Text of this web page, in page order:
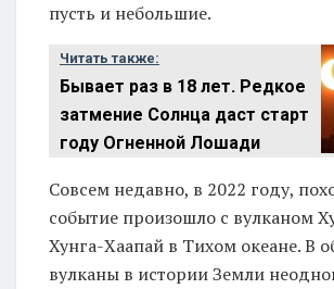
пусть и небольшие.
Читать также:
Бывает раз в 18 лет. Редкое
затмение Солнца даст старт
году Огненной Лошади
Совсем недавно, в 2022 году,
событие произошло с вулканом
Хунга-Хаапай в Тихом океане. В
вулканы в истории Земли